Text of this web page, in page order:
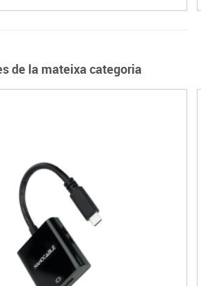
de la mateixa categoria